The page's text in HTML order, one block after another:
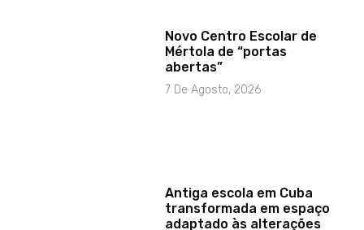
Novo Centro Escolar de
Mértola de “portas
abertas”
7 De Agosto, 2026
Antiga escola em Cuba
transformada em espaço
adaptado às alterações